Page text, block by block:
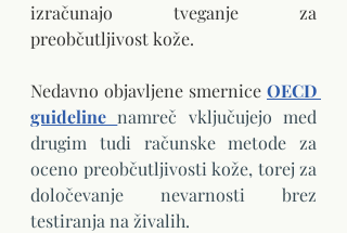
izračunajo tveganje za
preobčutljivost kože.
Nedavno objavljene smernice OECD
guideline namreč vključujejo med
drugim tudi računske metode za
oceno preobčutljivosti kože, torej za
določevanje nevarnosti brez
testiranja na živalih.